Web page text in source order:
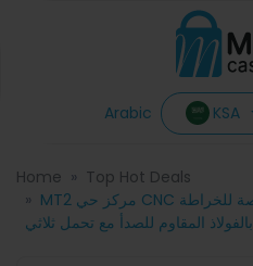
Arabic KSA
Home
Top Hot Deals
MT2 مركز حي CNC الملموسة بمقياس 0.02 بوصة للخراطة
بالفولاذ المقاوم للصدأ مع تحمل ثلاثي